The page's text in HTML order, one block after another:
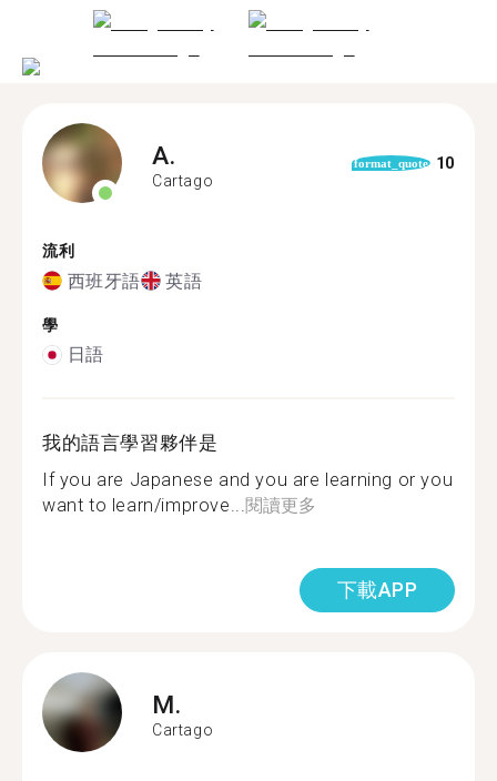
A.
Cartago
format_quote 10
流利
西班牙語 英語
學
日語
我的語言學習夥伴是
If you are Japanese and you are learning or you
want to learn/improve...閱讀更多
下載APP
M.
Cartago